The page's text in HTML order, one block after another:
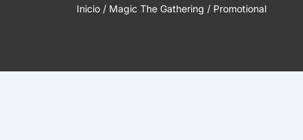
Inicio/ Magic The Gathering / Promotional